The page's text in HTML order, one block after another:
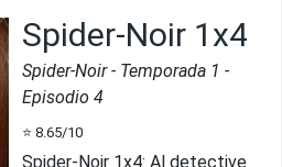
Spider-Noir 1x4
Spider-Noir- Temporada 1 -
Episodio 4
⭐ 8.65/10
Spider-Noir 1x4: Al detective